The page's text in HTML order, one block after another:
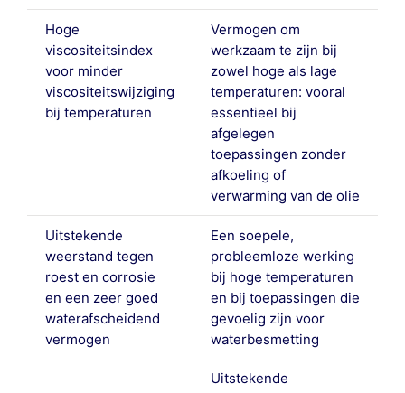
Hoge
viscositeitsindex
voor minder
viscositeitswijziging
bij temperaturen
Vermogen om
werkzaam te zijn bij
zowel hoge als lage
temperaturen: vooral
essentieel bij
afgelegen
toepassingen zonder
afkoeling of
verwarming van de olie
Uitstekende
weerstand tegen
roest en corrosie
en een zeer goed
waterafscheidend
vermogen
Een soepele,
probleemloze werking
bij hoge temperaturen
en bij toepassingen die
gevoelig zijn voor
waterbesmetting
Uitstekende